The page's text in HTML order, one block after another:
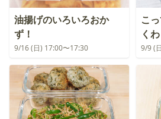
油揚げのいろいろおか
ず！
9/16 (日) 17:00〜17:30
こ
くわ
9/9 (